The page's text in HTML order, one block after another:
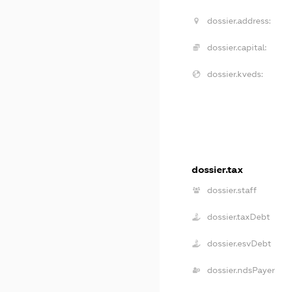
dossier.address:
dossier.capital:
dossier.kveds:
dossier.tax
dossier.staff
dossier.taxDebt
dossier.esvDebt
dossier.ndsPayer